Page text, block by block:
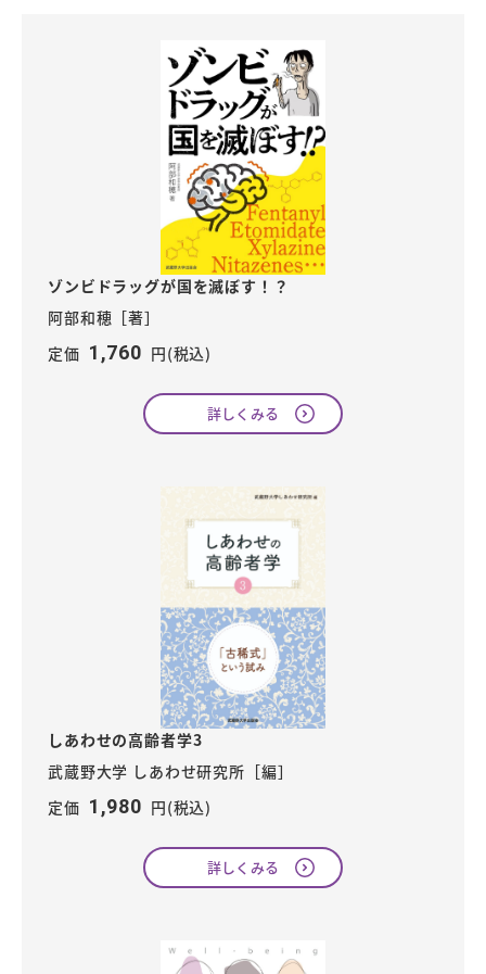
ゾンビドラッグが国を滅ぼす！？
阿部和穂［著］
定価 1,760 円(税込)
詳しくみる
しあわせの高齢者学3
武蔵野大学 しあわせ研究所［編］
定価 1,980 円(税込)
詳しくみる